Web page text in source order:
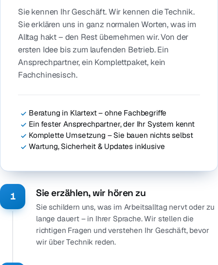
Sie kennen Ihr Geschäft. Wir kennen die Technik.
Sie erklären uns in ganz normalen Worten, was im
Alltag hakt – den Rest übernehmen wir. Von der
ersten Idee bis zum laufenden Betrieb. Ein
Ansprechpartner, ein Komplettpaket, kein
Fachchinesisch.
Beratung in Klartext – ohne Fachbegriffe
Ein fester Ansprechpartner, der Ihr System kennt
Komplette Umsetzung – Sie bauen nichts selbst
Wartung, Sicherheit & Updates inklusive
1 Sie erzählen, wir hören zu
Sie schildern uns, was im Arbeitsalltag nervt oder zu
lange dauert – in Ihrer Sprache. Wir stellen die
richtigen Fragen und verstehen Ihr Geschäft, bevor
wir über Technik reden.